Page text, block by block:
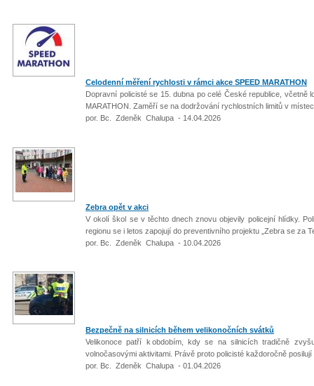
Celodenní měření rychlosti v rámci akce SPEED MARATHON
Dopravní policisté se 15. dubna po celé České republice, včetně
MARATHON. Zaměří se na dodržování rychlostních limitů v
por. Bc. Zdeněk Chalupa - 14.04.2026
Zebra opět v akci
V okolí škol se v těchto dnech znovu objevily policejní hlídky.
regionu se i letos zapojují do preventivního projektu „Zebra se za
por. Bc. Zdeněk Chalupa - 10.04.2026
Bezpečně na silnicích během velikonočních svátků
Velikonoce patří k obdobím, kdy se na silnicích tradičně
volnočasovými aktivitami. Právě proto policisté každoročně
por. Bc. Zdeněk Chalupa - 01.04.2026